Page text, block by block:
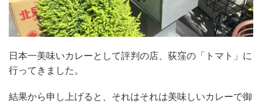
日本一美味いカレーとして評判の店、荻窪の「トマト」に
行ってきました。
結果から申し上げると、それはそれは美味しいカレーで御